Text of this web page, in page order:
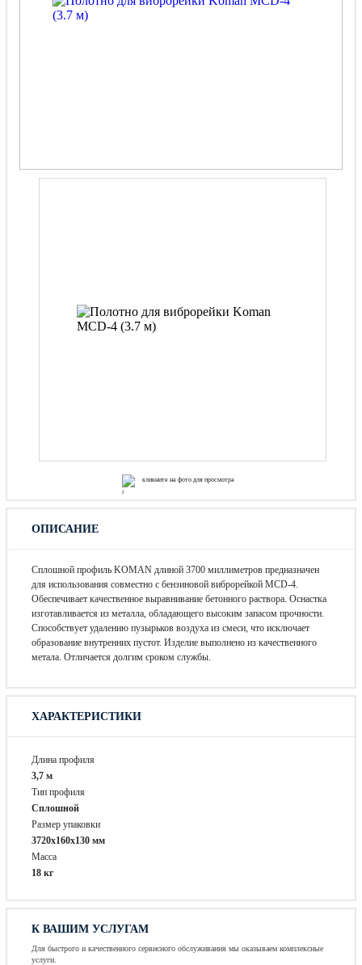
кликните на фото для просмотра
ОПИСАНИЕ
Сплошной профиль KOMAN длиной 3700 миллиметров предназначен
для использования совместно с бензиновой виброрейкой MCD-4.
Обеспечивает качественное выравнивание бетонного раствора. Оснастка
изготавливается из металла, обладающего высоким запасом прочности.
Способствует удалению пузырьков воздуха из смеси, что исключает
образование внутренних пустот. Изделие выполнено из качественного
метала. Отличается долгим сроком службы.
ХАРАКТЕРИСТИКИ
Длина профиля
3,7 м
Тип профиля
Сплошной
Размер упаковки
3720х160х130 мм
Масса
18 кг
К ВАШИМ УСЛУГАМ
Для быстрого и качественного сервисного обслуживания мы оказываем комплексные
услуги.